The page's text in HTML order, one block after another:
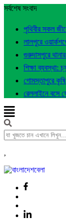
সর্বশেষ সংবাদ
পৃথিবীর সকল
লালপুরে
গুরুদাসপুরে
শিক্ষা ব্যবস্থা:
গোমস্তাপুরে
রেললাইনে বসে
,